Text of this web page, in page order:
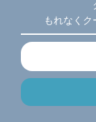
もれなくク